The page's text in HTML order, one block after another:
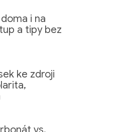
i na
a tipy bez
ke zdroji